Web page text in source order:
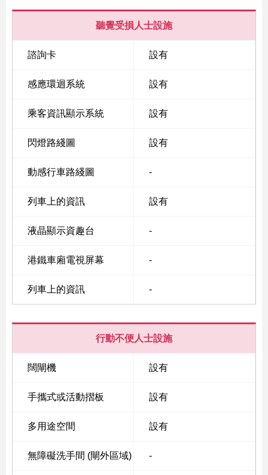
聽覺受損人士設施
諮詢卡 設有
感應環迴系統 設有
乘客資訊顯示系統 設有
閃燈路綫圖 設有
動感行車路綫圖 -
列車上的資訊 設有
液晶顯示資趣台 -
港鐵車廂電視屏幕 -
列車上的資訊 -
行動不便人士設施
闊閘機 設有
手攜式或活動摺板 設有
多用途空間 設有
無障礙洗手間 (閘外區域) -